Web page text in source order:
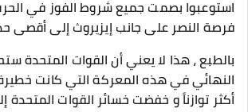
استوعبوا بصمت جميع شروط الفوز في
فرصة النصر على جانب إيزيروث إلى أقصى
بالطبع ، هذا لا يعني أن القوات المتحدة
النهائي في هذه المعركة التي كانت
أكثر توازناً و خفضت خسائر القوات المتحدة